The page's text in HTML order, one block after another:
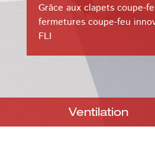
Grâce aux clapets coupe-
fermetures coupe-feu
FLI
Ventilation